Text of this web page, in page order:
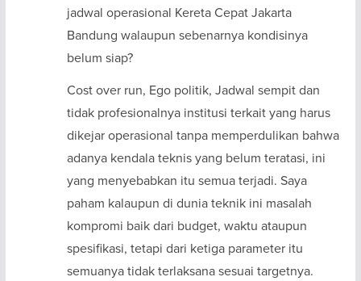
jadwal operasional Kereta Cepat Jakarta
Bandung walaupun sebenarnya kondisinya
belum siap?
Cost over run, Ego politik, Jadwal sempit dan
tidak profesionalnya institusi terkait yang harus
dikejar operasional tanpa memperdulikan bahwa
adanya kendala teknis yang belum teratasi, ini
yang menyebabkan itu semua terjadi. Saya
paham kalaupun di dunia teknik ini masalah
kompromi baik dari budget, waktu ataupun
spesifikasi, tetapi dari ketiga parameter itu
semuanya tidak terlaksana sesuai targetnya.